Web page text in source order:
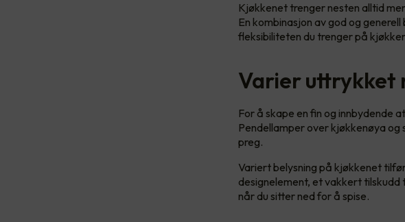
Kjøkkenet trenger nesten alltid
En kombinasjon av god og
fleksibiliteten du trenger på
Varier uttrykket
For å skape en fin og innbydende
Pendellamper over kjøkkenøya
preg.
Variert belysning på kjøkkenet
designelement, et vakkert tilskudd
når du sitter ned for å spise.